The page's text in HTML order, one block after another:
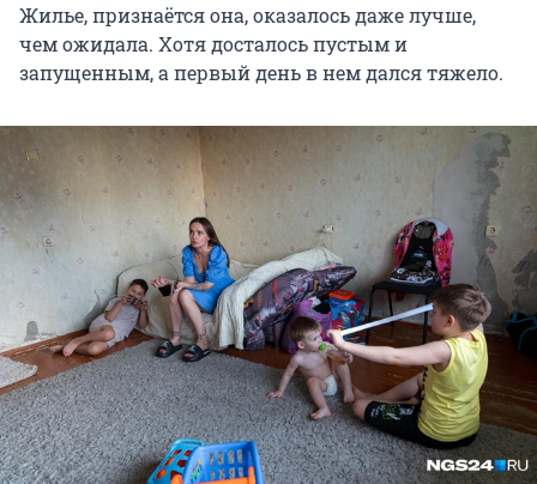
Жилье, признаётся она, оказалось даже лучше,
чем ожидала. Хотя досталось пустым и
запущенным, а первый день в нем дался тяжело.